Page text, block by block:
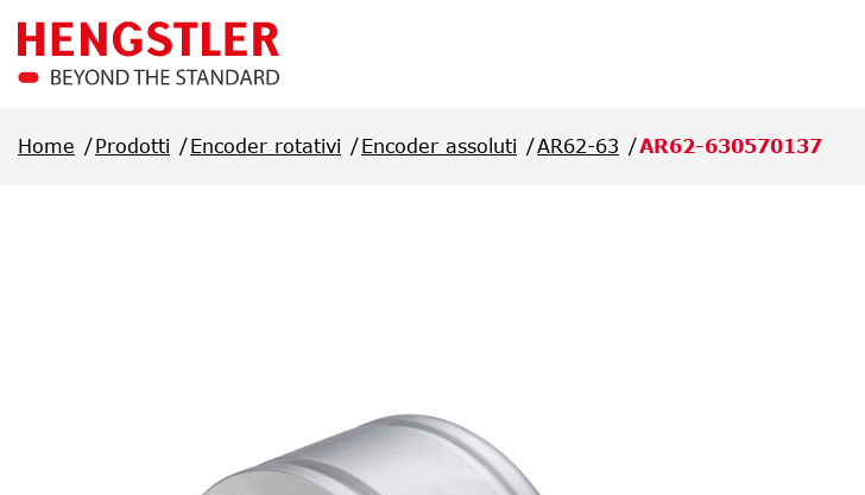
Home Prodotti Encoder rotativi Encoder assoluti AR62-63 AR62-630570137